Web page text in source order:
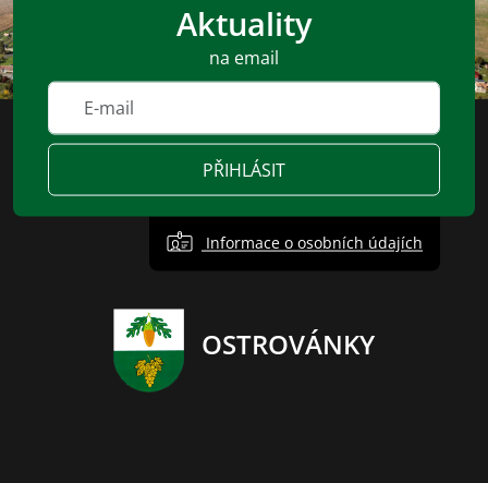
Aktuality
na email
PŘIHLÁSIT
Informace o osobních údajích
OSTROVÁNKY